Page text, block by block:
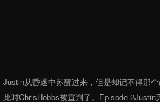
从昏迷中苏醒过来，但是却记不得那
时ChrisHobbs被宣判了。Episode